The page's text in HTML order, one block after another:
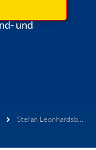
und
Stefan Leonhardsberger